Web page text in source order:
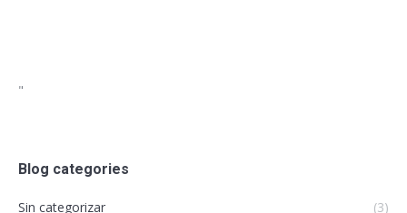
"
Blog categories
Sin categorizar (3)